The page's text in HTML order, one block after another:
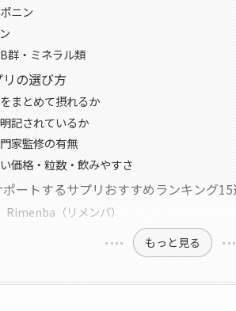
ニン
群・ミネラル類
の選び方
まとめて摂れるか
記されているか
家監修の有無
価格・粒数・飲みやすさ
ートするサプリおすすめランキング
Rimenba（リメンバ）
もっと見る